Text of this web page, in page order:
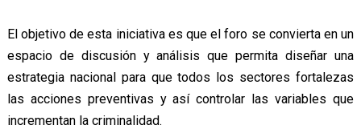
El objetivo de esta iniciativa es que el foro se convierta en un
espacio de discusión y análisis que permita diseñar una
estrategia nacional para que todos los sectores fortalezas
las acciones preventivas y así controlar las variables que
incrementan la criminalidad.